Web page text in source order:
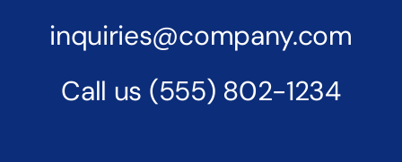
inquiries@company.com
Call us (555) 802-1234